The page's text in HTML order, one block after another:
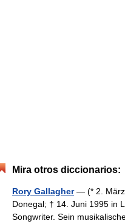
Mira otros diccionarios:
Rory Gallagher— (* 2. März
Donegal; † 14. Juni 1995 in
Songwriter. Sein